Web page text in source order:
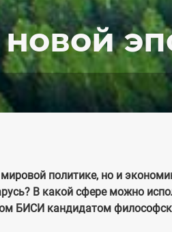
политике, но и
В какой сфере можно
БИСИ кандидатом